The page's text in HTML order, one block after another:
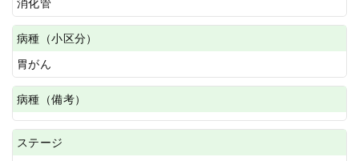
消化管
病種（小区分）
胃がん
病種（備考）
ステージ